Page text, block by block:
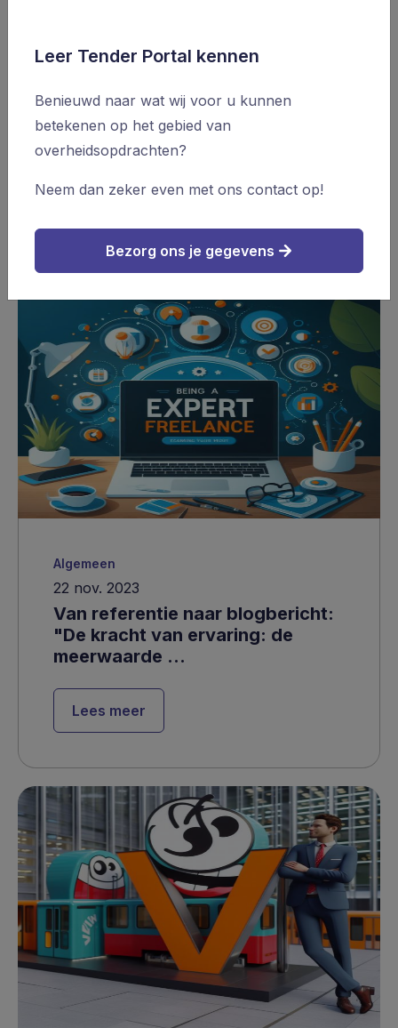
Tender Support
Wetswijziging bevordert kmo-
toegang tot
overheidsopdrachten
Algemeen
22 nov. 2023
Van referentie naar blogbericht:
"De kracht van ervaring: de
meerwaarde ...
Lees meer
Leer Tender Portal kennen
Benieuwd naar wat wij voor u kunnen
betekenen op het gebied van
overheidsopdrachten?
Neem dan zeker even met ons contact op!
Bezorg ons je gegevens